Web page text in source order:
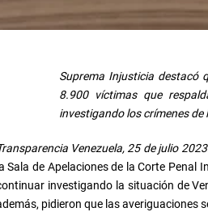
Suprema Injusticia destacó
8.900 víctimas que
investigando los crímenes
Venezuela, 25 de julio 2023
Sala de Apelaciones de la Corte
investigando la situación de
pidieron que las averiguaciones